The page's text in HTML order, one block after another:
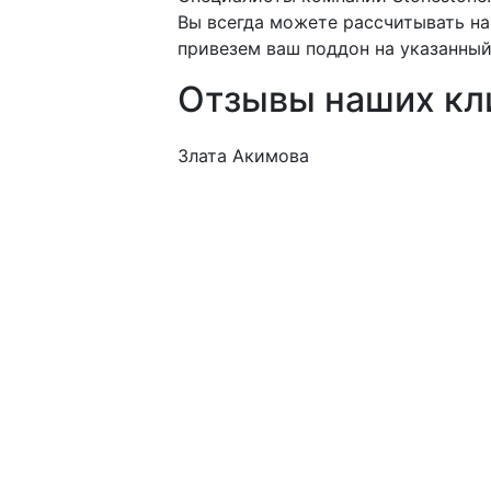
Вы всегда можете рассчитывать
привезем ваш поддон на
Отзывы наших
Злата Акимова